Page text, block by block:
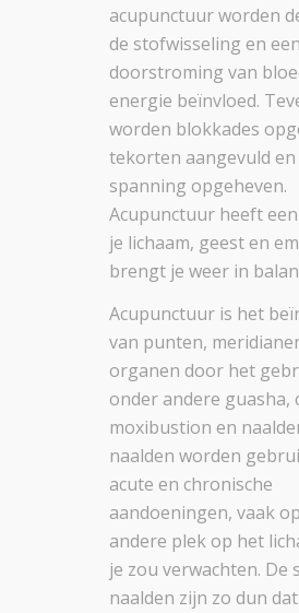
acupunctuur worden
de stofwisseling en
doorstroming van
energie beïnvloed.
worden blokkades
tekorten aangevuld en
spanning opgeheven.
Acupunctuur heeft
je lichaam, geest en
brengt je weer in
Acupunctuur is het
van punten,
organen door het
onder andere guasha,
moxibustion en
naalden worden
acute en chronische
aandoeningen, vaak
andere plek op het
je zou verwachten. De
naalden zijn zo dun